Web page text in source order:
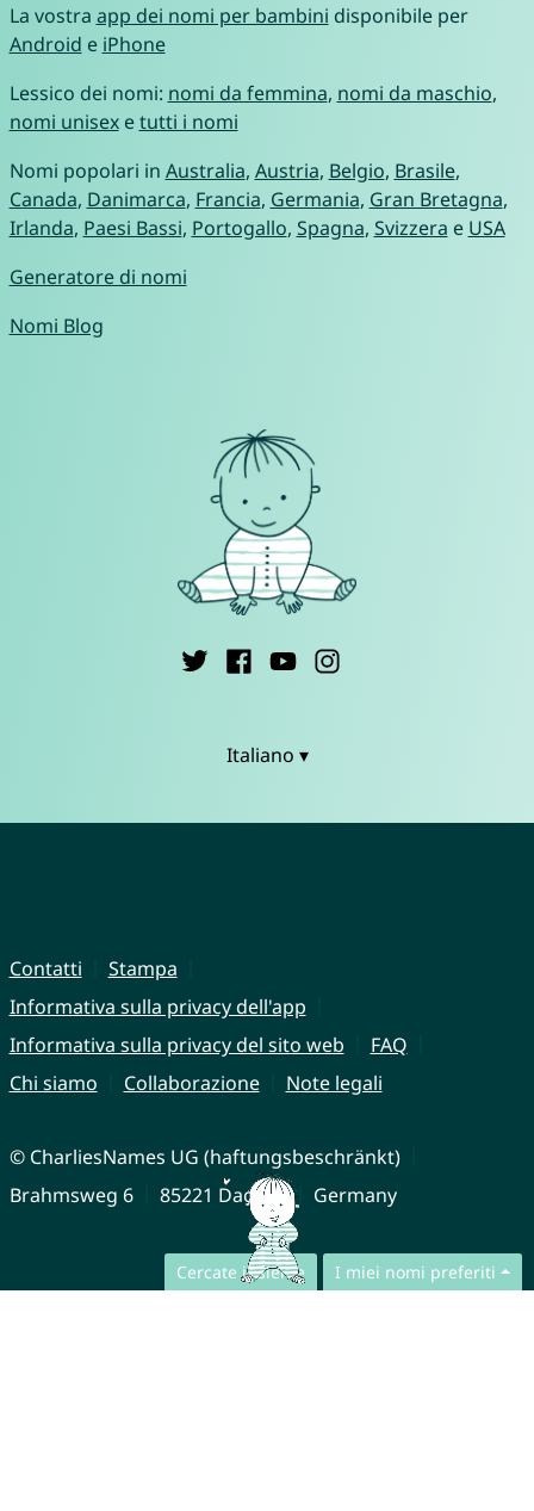
Cercate insieme I miei nomi preferiti
La vostra app dei nomi per bambini disponibile per
Android e iPhone
Lessico dei nomi: nomi da femmina, nomi da maschio,
nomi unisexetutti i nomi
Nomi popolari in Australia, Austria, Belgio, Brasile,
Canada, Danimarca, Francia, Germania, Gran Bretagna,
Irlanda, Paesi Bassi, Portogallo, Spagna, Svizzera e USA
Generatore di nomi
Nomi Blog
Italiano ▾
Contatti
Stampa
Informativa sulla privacy dell'app
Informativa sulla privacy del sito web
FAQ
Chi siamo
Collaborazione Note legali
© CharliesNames UG (haftungsbeschränkt)
Brahmsweg 6
85221 Dachau Germany